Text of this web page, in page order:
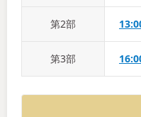
第2部
第3部